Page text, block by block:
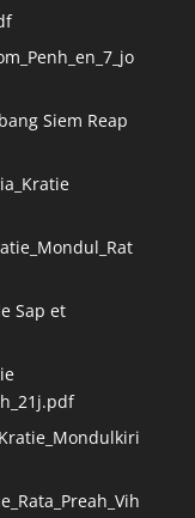
Siem Reap
Sap et